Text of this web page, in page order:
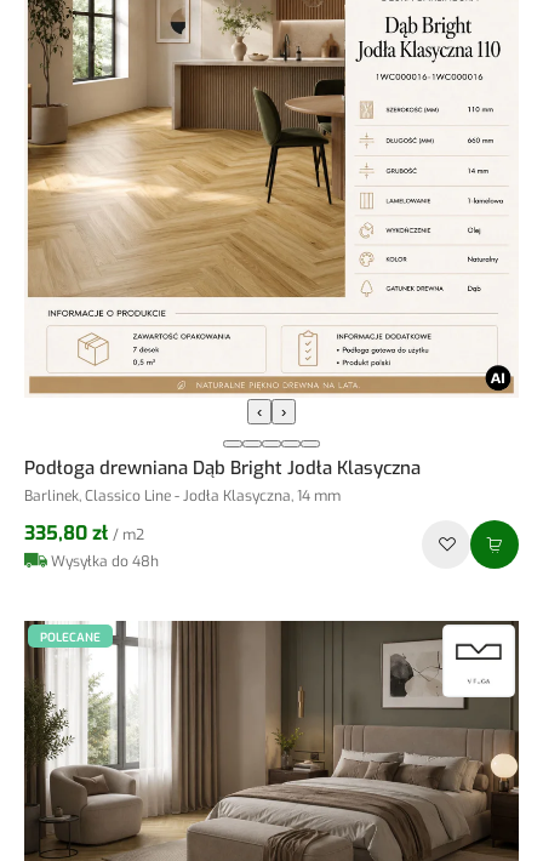
‹ ›
Podłoga drewniana Dąb Bright Jodła Klasyczna
Barlinek, Classico Line - Jodła Klasyczna, 14 mm
335,80 zł / m2
Wysyłka do 48h
POLECANE